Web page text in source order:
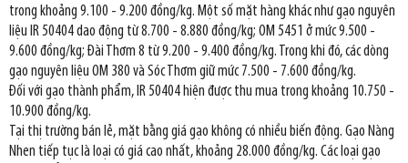
trong khoảng 9.100 - 9.200 đồng/kg. Một số mặt hàng khác như gạo nguyên
liệu IR 50404 dao động từ 8.700 - 8.880 đồng/kg; OM 5451 ở mức 9.500 -
9.600 đồng/kg; Đài Thơm 8 từ 9.200 - 9.400 đồng/kg. Trong khi đó, các dòng
gạo nguyên liệu OM 380 và Sóc Thơm giữ mức 7.500 - 7.600 đồng/kg.
Đối với gạo thành phẩm, IR 50404 hiện được thu mua trong khoảng 10.750 -
10.900 đồng/kg.
Tại thị trường bán lẻ, mặt bằng giá gạo không có nhiều biến động. Gạo Nàng
Nhen tiếp tục là loại có giá cao nhất, khoảng 28.000 đồng/kg. Các loại gạo